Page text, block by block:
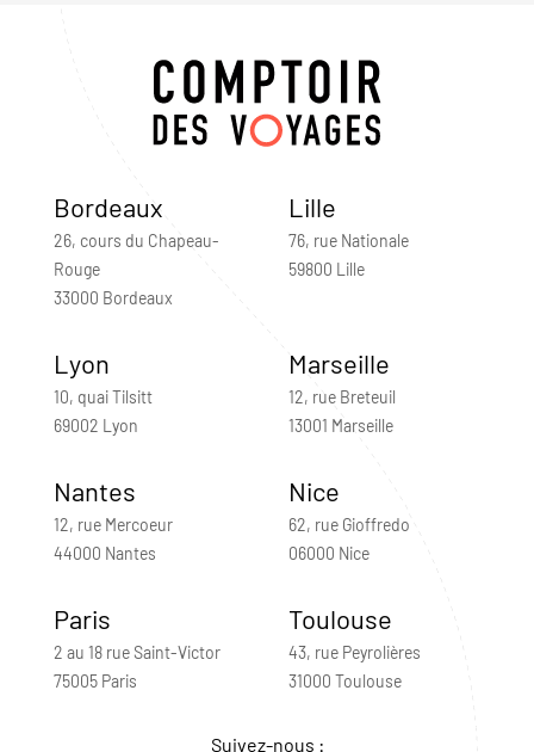
Bordeaux
26, cours du Chapeau-
Rouge
33000 Bordeaux
Lille
76, rue Nationale
59800 Lille
Lyon
10, quai Tilsitt
69002 Lyon
Marseille
12, rue Breteuil
13001 Marseille
Nantes
12, rue Mercoeur
44000 Nantes
Nice
62, rue Gioffredo
06000 Nice
Paris
2 au 18 rue Saint-Victor
75005 Paris
Toulouse
43, rue Peyrolières
31000 Toulouse
Suivez-nous :